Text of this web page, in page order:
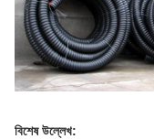
বিশেষ উল্লেখ: